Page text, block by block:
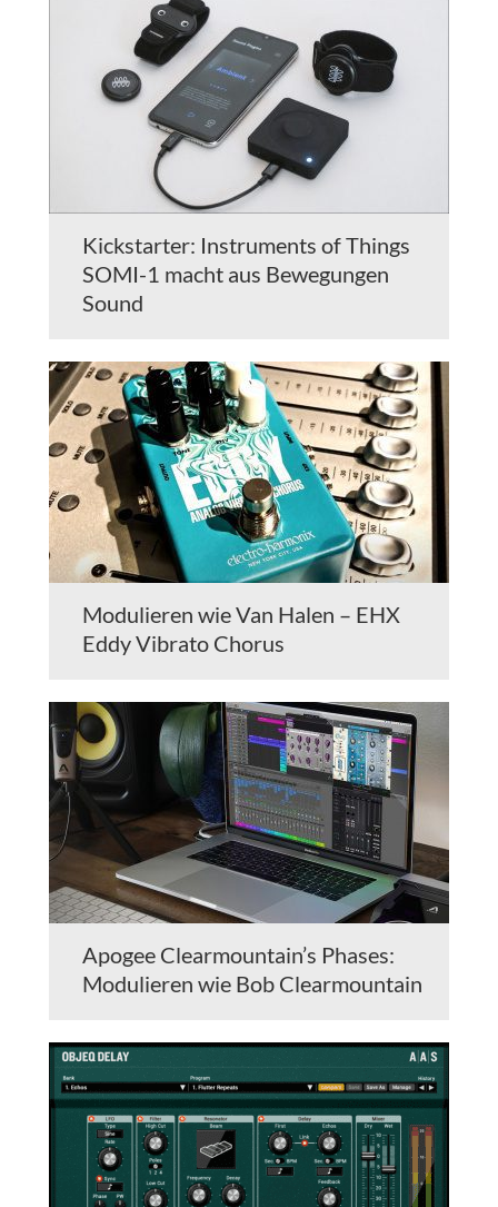
Kickstarter: Instruments of Things
SOMI-1 macht aus Bewegungen
Sound
Modulieren wie Van Halen – EHX
Eddy Vibrato Chorus
Apogee Clearmountain’s Phases:
Modulieren wie Bob Clearmountain